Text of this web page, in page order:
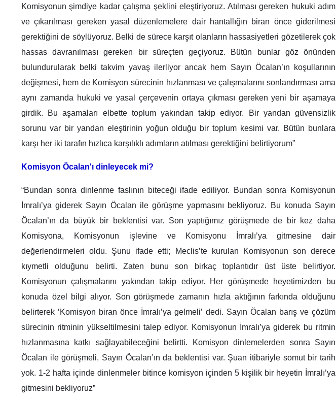
Komisyonun şimdiye kadar çalışma şeklini eleştiriyoruz. Atılması gereken hukuki adım
ve çıkarılması gereken yasal düzenlemelere dair hantallığın biran önce giderilmesi
gerektiğini de söylüyoruz. Belki de sürece karşıt olanların hassasiyetleri gözetilerek çok
hassas davranılması gereken bir süreçten geçiyoruz. Bütün bunlar göz önünden
bulundurularak belki takvim yavaş ilerliyor ancak hem Sayın Öcalan’ın koşullarının
değişmesi, hem de Komisyon sürecinin hızlanması ve çalışmalarını sonlandırması ama
aynı zamanda hukuki ve yasal çerçevenin ortaya çıkması gereken yeni bir aşamaya
girdik. Bu aşamaları elbette toplum yakından takip ediyor. Bir yandan güvensizlik
sorunu var bir yandan eleştirinin yoğun olduğu bir toplum kesimi var. Bütün bunlara
karşı her iki tarafın hızlıca karşılıklı adımların atılması gerektiğini belirtiyorum”
Komisyon Öcalan'ı dinleyecek mi?
“Bundan sonra dinlenme faslının biteceği ifade ediliyor. Bundan sonra Komisyonun
İmralı’ya giderek Sayın Öcalan ile görüşme yapmasını bekliyoruz. Bu konuda Sayın
Öcalan’ın da büyük bir beklentisi var. Son yaptığımız görüşmede de bir kez daha
Komisyona, Komisyonun işlevine ve Komisyonu İmralı’ya gitmesine dair
değerlendirmeleri oldu. Şunu ifade etti; Meclis’te kurulan Komisyonun son derece
kıymetli olduğunu belirti. Zaten bunu son birkaç toplantıdır üst üste belirtiyor.
Komisyonun çalışmalarını yakından takip ediyor. Her görüşmede heyetimizden bu
konuda özel bilgi alıyor. Son görüşmede zamanın hızla aktığının farkında olduğunu
belirterek ‘Komisyon biran önce İmralı’ya gelmeli’ dedi. Sayın Öcalan barış ve çözüm
sürecinin ritminin yükseltilmesini talep ediyor. Komisyonun İmralı’ya giderek bu ritmin
hızlanmasına katkı sağlayabileceğini belirtti. Komisyon dinlemelerden sonra Sayın
Öcalan ile görüşmeli, Sayın Öcalan’ın da beklentisi var. Şuan itibariyle somut bir tarih
yok. 1-2 hafta içinde dinlenmeler bitince komisyon içinden 5 kişilik bir heyetin İmralı’ya
gitmesini bekliyoruz”